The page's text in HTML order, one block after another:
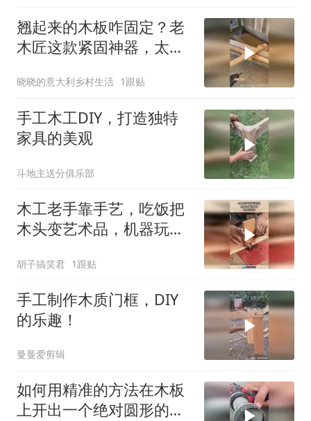
翘起来的木板咋固定？老
木匠这款紧固神器，太好
晓晓的意大利乡村生活 1跟贴
手工木工DIY，打造独特
家具的美观
斗地主送分俱乐部
木工老手靠手艺，吃饭把
木头变艺术品，机器玩的
胡子搞笑君 1跟贴
手工制作木质门框，DIY
的乐趣！
曼曼爱剪辑
如何用精准的方法在木板
上开出一个绝对圆形的木